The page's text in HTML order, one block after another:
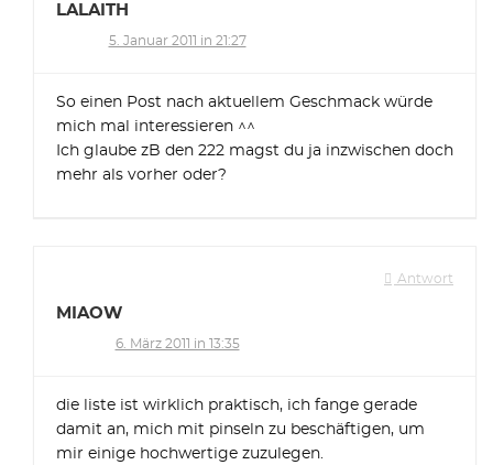
LALAITH
5. Januar 2011 in 21:27
So einen Post nach aktuellem Geschmack würde
mich mal interessieren ^^
Ich glaube zB den 222 magst du ja inzwischen doch
mehr als vorher oder?
Antwort
MIAOW
6. März 2011 in 13:35
die liste ist wirklich praktisch, ich fange gerade
damit an, mich mit pinseln zu beschäftigen, um
mir einige hochwertige zuzulegen.